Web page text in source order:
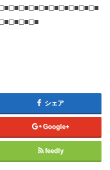
シェア
Google+
feedly